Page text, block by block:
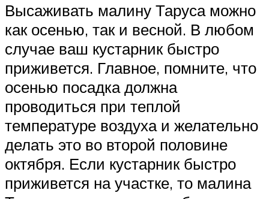
Высаживать малину Таруса можно
как осенью, так и весной. В любом
случае ваш кустарник быстро
приживется. Главное, помните, что
осенью посадка должна
проводиться при теплой
температуре воздуха и желательно
делать это во второй половине
октября. Если кустарник быстро
приживется на участке, то малина